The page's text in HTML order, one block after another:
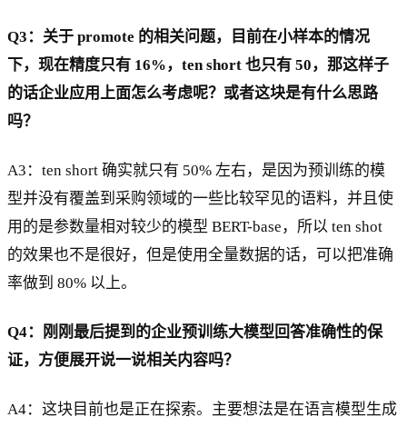
Q3：关于 promote 的相关问题，目前在小样本的情况
下，现在精度只有 16%，ten short 也只有 50，那这样子
的话企业应用上面怎么考虑呢？或者这块是有什么思路
吗？
A3：ten short 确实就只有 50% 左右，是因为预训练的模
型并没有覆盖到采购领域的一些比较罕见的语料，并且使
用的是参数量相对较少的模型 BERT-base，所以 ten shot
的效果也不是很好，但是使用全量数据的话，可以把准确
率做到 80% 以上。
Q4：刚刚最后提到的企业预训练大模型回答准确性的保
证，方便展开说一说相关内容吗？
A4：这块目前也是正在探索。主要想法是在语言模型生成